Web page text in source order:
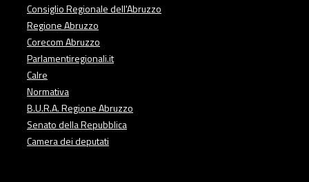
Consiglio Regionale dell'Abruzzo
Regione Abruzzo
Corecom Abruzzo
Parlamentiregionali.it
Calre
Normativa
B.U.R.A. Regione Abruzzo
Senato della Repubblica
Camera dei deputati